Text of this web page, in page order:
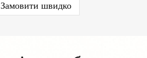
Замовити швидко